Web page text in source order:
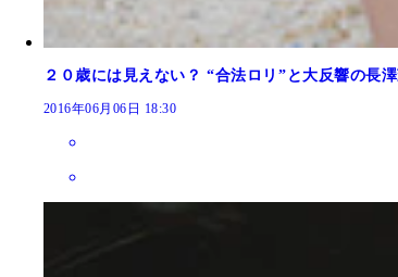
２０歳には見えない？ “合法ロリ”と大反響の長
2016年06月06日 18:30